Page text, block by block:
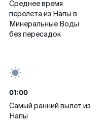
Среднее время
перелета из Напы в
Минеральные Воды
без пересадок
01:00
Самый ранний вылет из
Напы